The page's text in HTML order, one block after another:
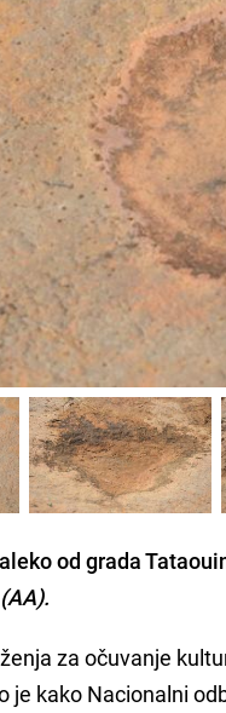
od grada
za očuvanje
je kako Nacionalni